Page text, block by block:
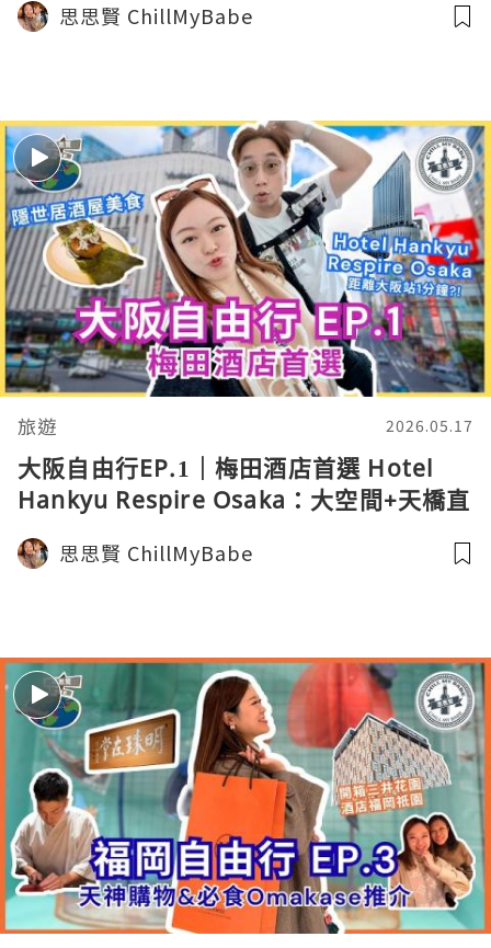
思思賢 ChillMyBabe
旅遊 2026.05.17
大阪自由行EP.1｜梅田酒店首選 Hotel
Hankyu Respire Osaka：大空間+天橋直
達！發現隱世居酒屋美食
思思賢 ChillMyBabe